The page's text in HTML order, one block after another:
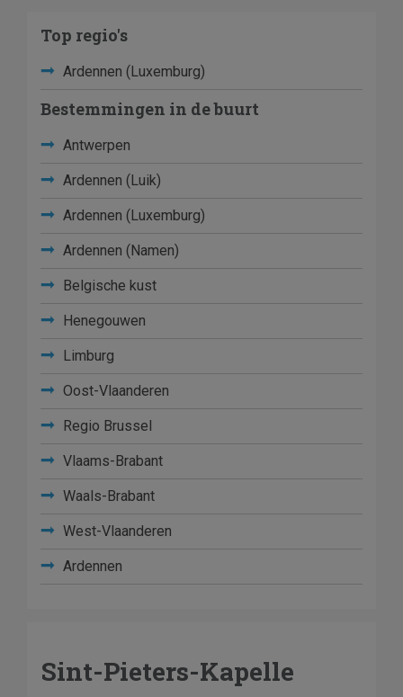
Top regio's
Ardennen (Luxemburg)
Bestemmingen in de buurt
Antwerpen
Ardennen (Luik)
Ardennen (Luxemburg)
Ardennen (Namen)
Belgische kust
Henegouwen
Limburg
Oost-Vlaanderen
Regio Brussel
Vlaams-Brabant
Waals-Brabant
West-Vlaanderen
Ardennen
Sint-Pieters-Kapelle